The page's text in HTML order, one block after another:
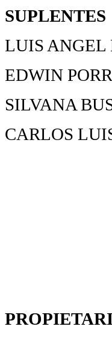
SUPLENTES
LUIS ANGEL
EDWIN
SILVANA
CARLOS